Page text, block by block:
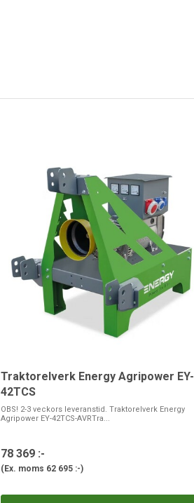
Traktorelverk Energy Agripower EY-
42TCS
OBS! 2-3 veckors leveranstid. Traktorelverk Energy
Agripower EY-42TCS-AVRTra...
78 369 :-
(Ex. moms 62 695 :-)